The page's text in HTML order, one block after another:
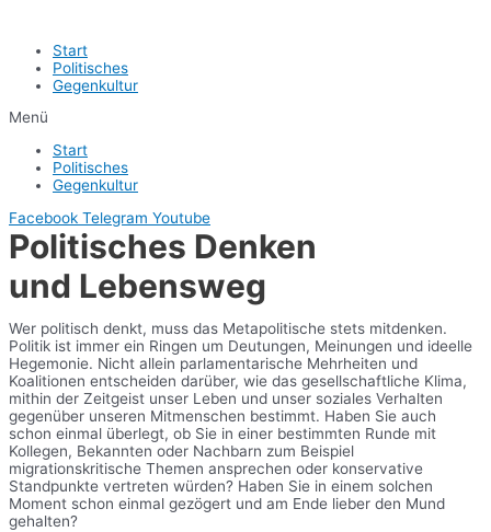
Start
Politisches
Gegenkultur
Menü
Start
Politisches
Gegenkultur
Facebook Telegram Youtube
Politisches Denken
und Lebensweg
Wer politisch denkt, muss das Metapolitische stets mitdenken.
Politik ist immer ein Ringen um Deutungen, Meinungen und ideelle
Hegemonie. Nicht allein parlamentarische Mehrheiten und
Koalitionen entscheiden darüber, wie das gesellschaftliche Klima,
mithin der Zeitgeist unser Leben und unser soziales Verhalten
gegenüber unseren Mitmenschen bestimmt. Haben Sie auch
schon einmal überlegt, ob Sie in einer bestimmten Runde mit
Kollegen, Bekannten oder Nachbarn zum Beispiel
migrationskritische Themen ansprechen oder konservative
Standpunkte vertreten würden? Haben Sie in einem solchen
Moment schon einmal gezögert und am Ende lieber den Mund
gehalten?